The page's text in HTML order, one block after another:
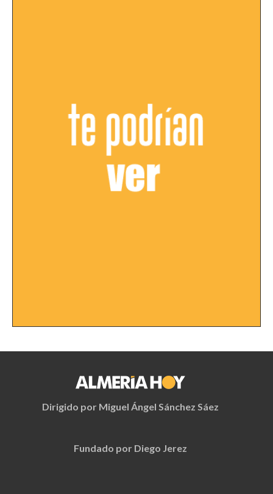
Dirigido por Miguel Ángel Sánchez Sáez
Fundado por Diego Jerez